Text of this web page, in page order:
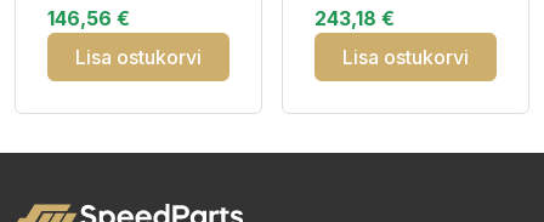
146,56 €
Lisa ostukorvi
3PMSF M+S
243,18 €
Lisa ostukorvi